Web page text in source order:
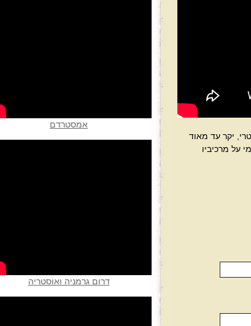
יקר עד מאוד
על מרכיביו
אמסטרדם
דרום גרמניה ואוסטריה